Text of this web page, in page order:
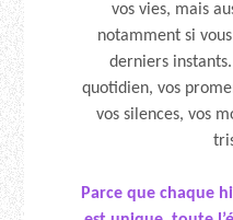
vos vies, mais
notamment si
derniers
quotidien, vos
vos silences, vos
Parce que chaque